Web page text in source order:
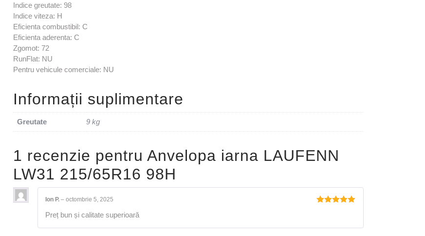
Indice greutate: 98
Indice viteza: H
Eficienta combustibil: C
Eficienta aderenta: C
Zgomot: 72
RunFlat: NU
Pentru vehicule comerciale: NU
Informații suplimentare
Greutate 9 kg
1 recenzie pentru Anvelopa iarna LAUFENN
LW31 215/65R16 98H
Ion P. – octombrie 5, 2025
Preț bun și calitate superioară